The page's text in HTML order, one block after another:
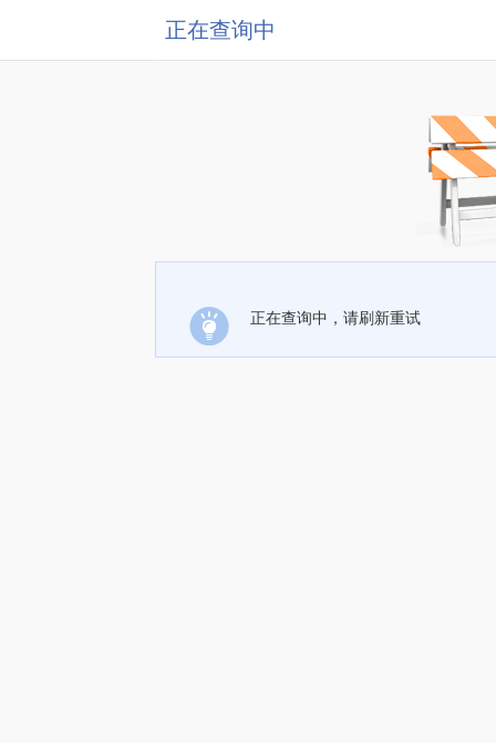
正在查询中
正在查询中，请刷新重试